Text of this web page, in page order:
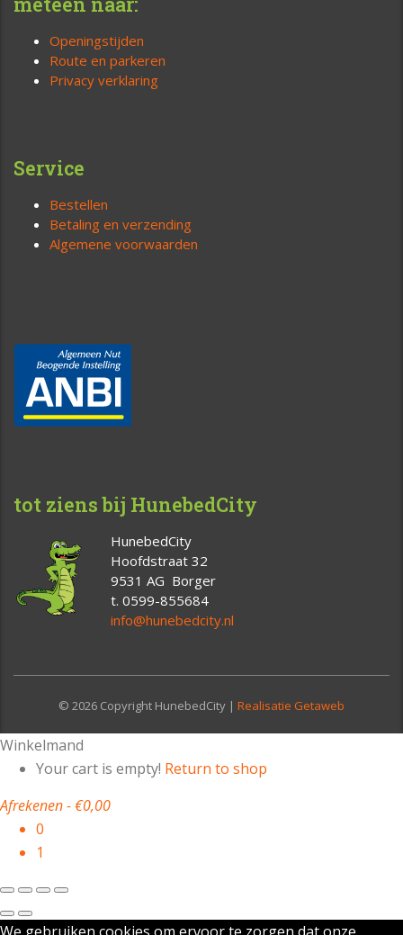
Openingstijden
Route en parkeren
Privacy verklaring
Service
Bestellen
Betaling en verzending
Algemene voorwaarden
tot ziens bij HunebedCity
HunebedCity
Hoofdstraat 32
9531 AG Borger
t. 0599-855684
info@hunebedcity.nl
© 2026 Copyright HunebedCity | Realisatie Getaweb
Winkelmand
Your cart is empty! Return to shop
Afrekenen-€0,00
0
1